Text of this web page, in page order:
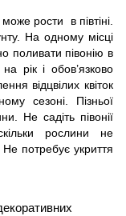
рости в півтіні.
На одному місці
поливати півонію в
рік і обов’язково
відцвілих квіток
сезоні. Пізньої
Не садіть півонії
рослини не
потребує укриття